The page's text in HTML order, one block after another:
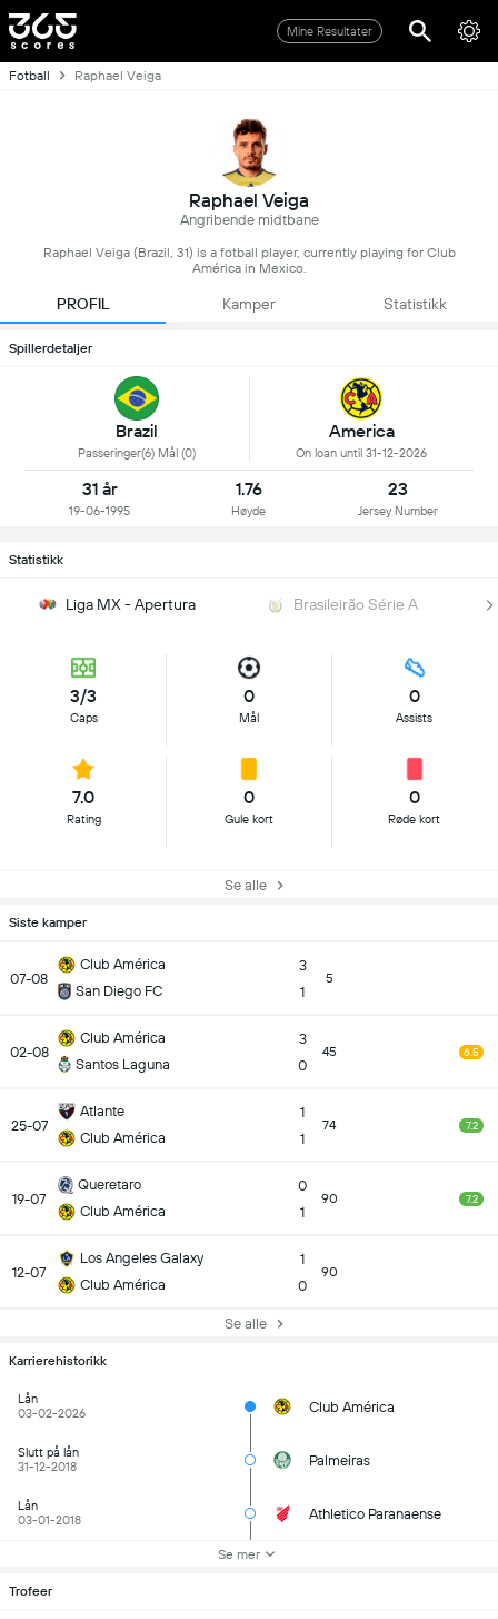
Mine Resultater
Fotball Raphael Veiga
Raphael Veiga
Angribende midtbane
Raphael Veiga (Brazil, 31) is a fotball player, currently playing for Club
América in Mexico.
PROFIL Kamper Statistikk
Spillerdetaljer
Brazil
Passeringer(6) Mål (0)
America
On loan until 31-12-2026
31 år
19-06-1995
1.76
Høyde
23
Jersey Number
Statistikk
Liga MX - Apertura Brasileirão Série A
3/3
Caps
0
Mål
0
Assists
7.0
Rating
0
Gule kort
0
Røde kort
Se alle
Siste kamper
07-08
Club América
San Diego FC
3
1
5
02-08
Club América
Santos Laguna
3
0
45 6.5
25-07
Atlante
Club América
1
1
74 7.2
19-07
Queretaro
Club América
0
1
90 7.2
12-07
Los Angeles Galaxy
Club América
1
0
90
Se alle
Karrierehistorikk
Lån
03-02-2026
Club América
Slutt på lån
31-12-2018
Palmeiras
Lån
03-01-2018
Athletico Paranaense
Se mer
Trofeer